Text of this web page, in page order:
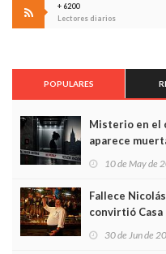
+ 6200
Lectores diarios
POPULARES
Misterio en el
aparece
edificio y las
10 de May de
Fallece
convirtió Casa
Asturias en
30 de Jun de